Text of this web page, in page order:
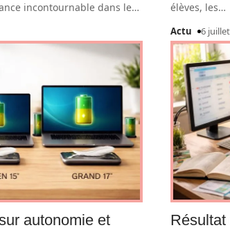
incontournable dans le…
élèves, les…
Actu 6
autonomie et